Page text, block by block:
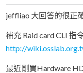
jeffliao 大回答的很正
補充 Raid card CLI 指
http://
最近剛買Hardware